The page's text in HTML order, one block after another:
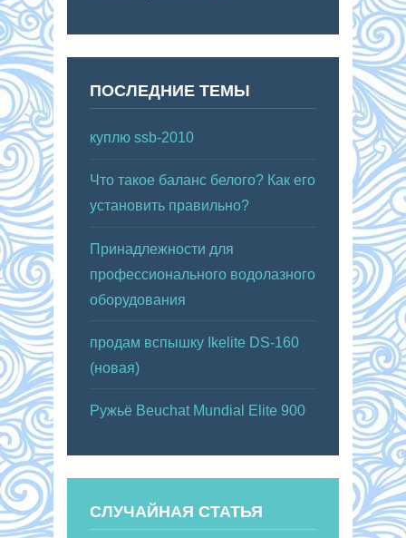
ПОСЛЕДНИЕ ТЕМЫ
куплю ssb-2010
Что такое баланс белого? Как его
установить правильно?
Принадлежности для
профессионального водолазного
оборудования
продам вспышку Ikelite DS-160
(новая)
Ружьё Beuchat Mundial Elite 900
СЛУЧАЙНАЯ СТАТЬЯ